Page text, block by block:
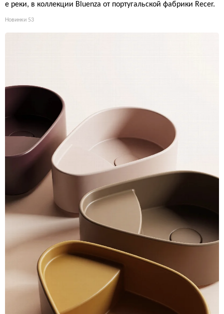
е реки, в коллекции Bluenza от португальской фабрики Recer.
Новинки 53